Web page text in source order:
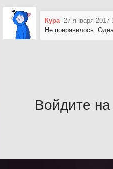
Кура 27 января 2017
Не понравилось.
Войдите на